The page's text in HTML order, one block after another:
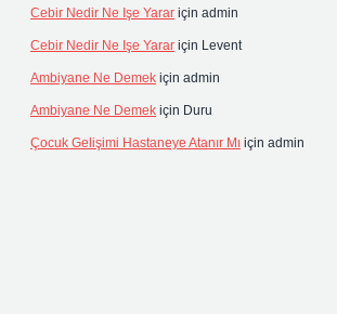
Cebir Nedir Ne Işe Yarar için admin
Cebir Nedir Ne Işe Yarar için Levent
Ambiyane Ne Demek için admin
Ambiyane Ne Demek için Duru
Çocuk Gelişimi Hastaneye Atanır Mı için admin